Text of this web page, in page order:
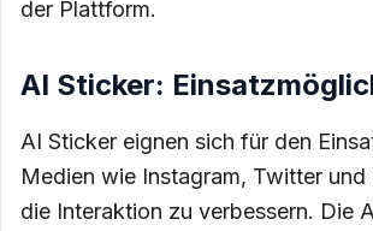
der Plattform.
AI Sticker:
AI Sticker eignen sich für den
Medien wie Instagram, Twitter
die Interaktion zu verbessern. Die